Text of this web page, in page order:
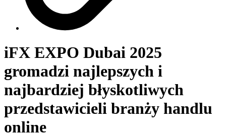
iFX EXPO Dubai 2025
gromadzi najlepszych i
najbardziej błyskotliwych
przedstawicieli branży handlu
online